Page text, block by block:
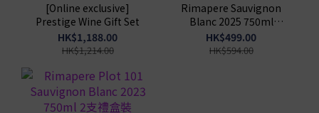
[Online exclusive]
Prestige Wine Gift Set
HK$1,188.00
HK$1,214.00
Rimapere Sauvignon
Blanc 2025 750ml
3Bottles with gift box
HK$499.00
HK$594.00